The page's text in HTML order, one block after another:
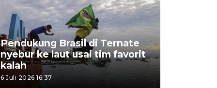
Pendukung Brasil di Ternate
nyebur ke laut usai tim favorit
kalah
6 Juli 2026 16:37